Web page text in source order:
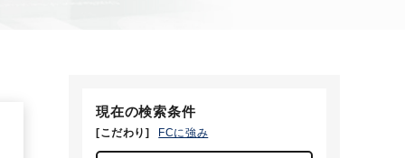
現在の検索条件
[こだわり] FCに強み